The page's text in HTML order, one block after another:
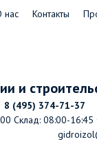
нас Контакты
и
8 (495) 374-71-37
Склад: 08:00-16:45